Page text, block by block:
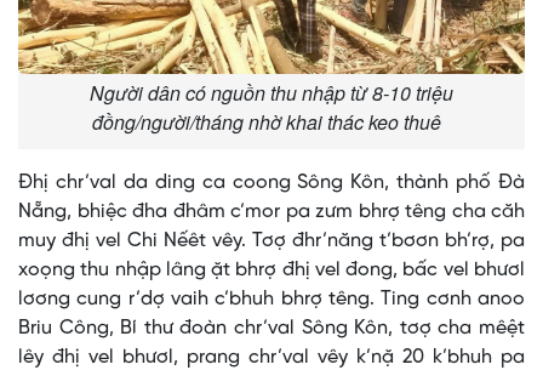
Người dân có nguồn thu nhập từ 8-10 triệu
đồng/người/tháng nhờ khai thác keo thuê
Đhị chr’val da ding ca coong Sông Kôn, thành phố Đà
Nẵng, bhiệc đha đhâm c’mor pa zưm bhrợ têng cha căh
muy đhị vel Chi Nếêt vêy. Tơợ đhr’năng t’bơơn bh’rợ, pa
xoọng thu nhập lâng ặt bhrợ đhị vel đong, bấc vel bhươl
lơơng cung r’dợ vaih c’bhuh bhrợ têng. Ting cơnh anoo
Briu Công, Bí thư đoàn chr’val Sông Kôn, tơợ cha mêệt
lêy đhị vel bhươl, prang chr’val vêy k’nặ 20 k’bhuh pa